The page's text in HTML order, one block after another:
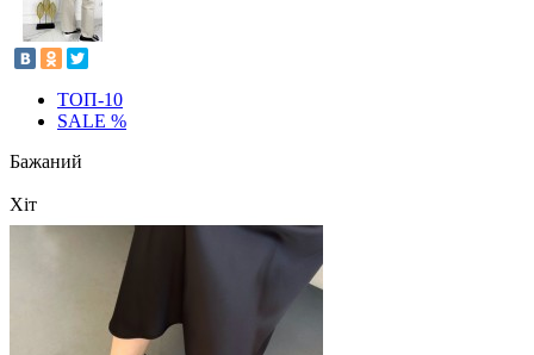
ТОП-10
SALE %
Бажаний
Хіт